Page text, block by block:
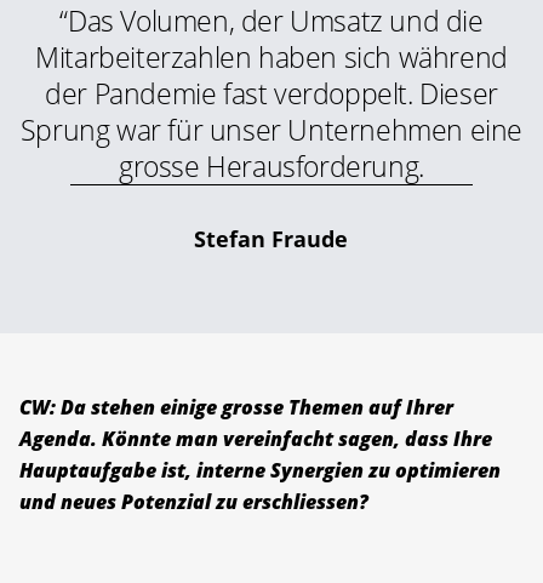
“Das Volumen, der Umsatz und die
Mitarbeiterzahlen haben sich während
der Pandemie fast verdoppelt. Dieser
Sprung war für unser Unternehmen eine
grosse Herausforderung.
Stefan Fraude
CW: Da stehen einige grosse Themen auf Ihrer
Agenda. Könnte man vereinfacht sagen, dass Ihre
Hauptaufgabe ist, interne Synergien zu optimieren
und neues Potenzial zu erschliessen?